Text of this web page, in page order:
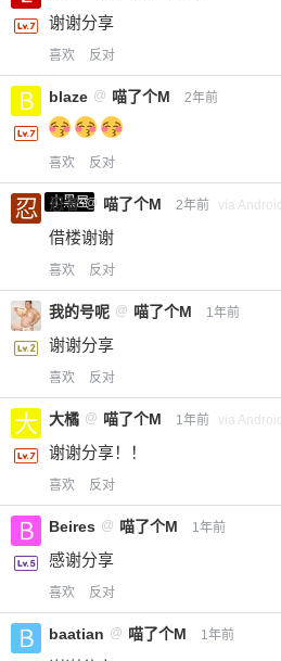
立刻支付
谢谢分享
喜欢 反对
blaze @ 喵了个M 2年前
喜欢 反对
小黑屋
忍者 @ 喵了个M 2年前 via Android
借楼谢谢
喜欢 反对
我的号呢 @ 喵了个M 1年前
谢谢分享
喜欢 反对
大橘 @ 喵了个M 1年前 via Android
谢谢分享！！
喜欢 反对
Beires @ 喵了个M 1年前
感谢分享
喜欢 反对
baatian @ 喵了个M 1年前
忘记密码？